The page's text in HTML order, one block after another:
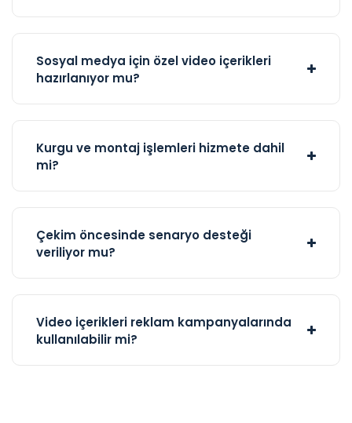
Sosyal medya için özel video içerikleri
hazırlanıyor mu?
Kurgu ve montaj işlemleri hizmete dahil
mi?
Çekim öncesinde senaryo desteği
veriliyor mu?
Video içerikleri reklam kampanyalarında
kullanılabilir mi?